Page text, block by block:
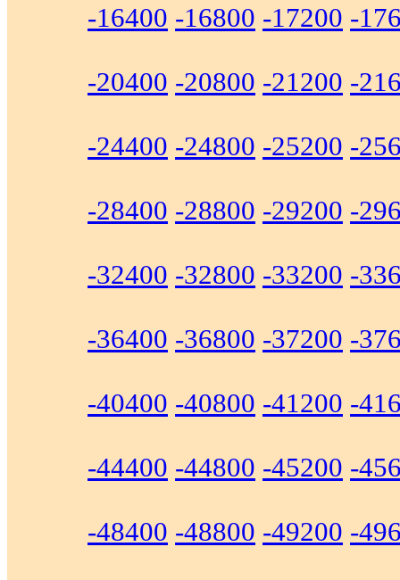
-16400 -16800 -17200 -
-20400 -20800 -21200 -
-24400 -24800 -25200 -
-28400 -28800 -29200 -
-32400 -32800 -33200 -
-36400 -36800 -37200 -
-40400 -40800 -41200 -
-44400 -44800 -45200 -
-48400 -48800 -49200 -